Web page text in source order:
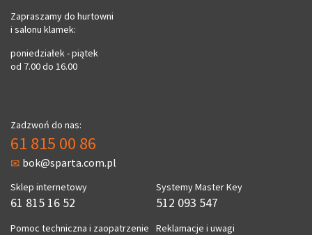
Zapraszamy do hurtowni
i salonu klamek:
poniedziałek - piątek
od 7.00 do 16.00
Zadzwoń do nas:
61 815 00 86
bok@sparta.com.pl
Sklep internetowy
61 815 16 52
Pomoc techniczna i zaopatrzenie
Systemy Master Key
512 093 547
Reklamacje i uwagi